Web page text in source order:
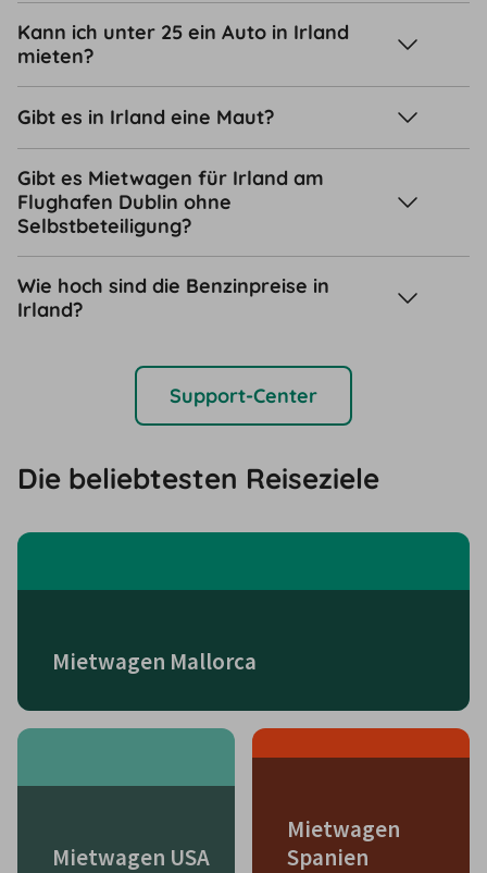
Kann ich unter 25 ein Auto in Irland
mieten?
Gibt es in Irland eine Maut?
Gibt es Mietwagen für Irland am
Flughafen Dublin ohne
Selbstbeteiligung?
Wie hoch sind die Benzinpreise in
Irland?
Support-Center
Die beliebtesten Reiseziele
Mietwagen Mallorca
Mietwagen USA
Mietwagen
Spanien